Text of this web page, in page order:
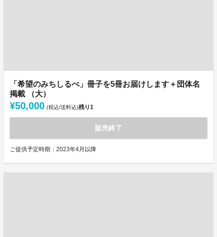
「希望のみちしるべ」冊子を5冊お届けします＋団体名
掲載 （大）
¥50,000 (税込/送料込)残り1
販売終了
ご提供予定時期：2023年4月以降